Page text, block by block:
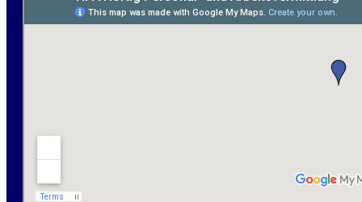
ab 3.500 € (keine Montage)
Elektromeister / -techniker (m/w/d) Kalkulation /
Planung / Überwachung - Bitterfeld-Wolfen